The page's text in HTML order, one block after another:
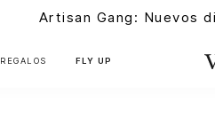
Artisan Gang: Nuevos
REGALOS FLY UP